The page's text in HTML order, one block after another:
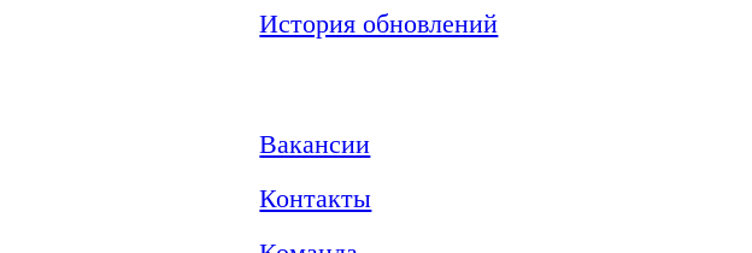
История обновлений
Вакансии
Контакты